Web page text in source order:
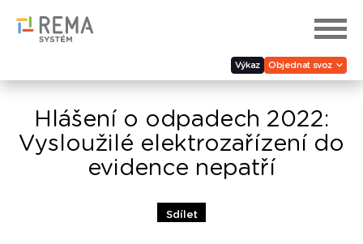
Výkaz Objednat svoz
Hlášení o odpadech 2022:
Vysloužilé elektrozařízení do
evidence nepatří
Sdílet